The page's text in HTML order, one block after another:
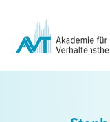
springen